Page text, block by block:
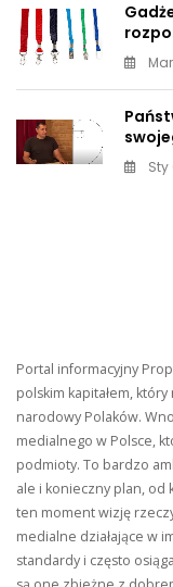
Sty
Portal informacyjny
polskim kapitałem,
narodowy Polaków.
medialnego w Polsce,
podmioty. To bardzo
ale i konieczny plan, od
ten moment wizję
medialne działające w
standardy i często